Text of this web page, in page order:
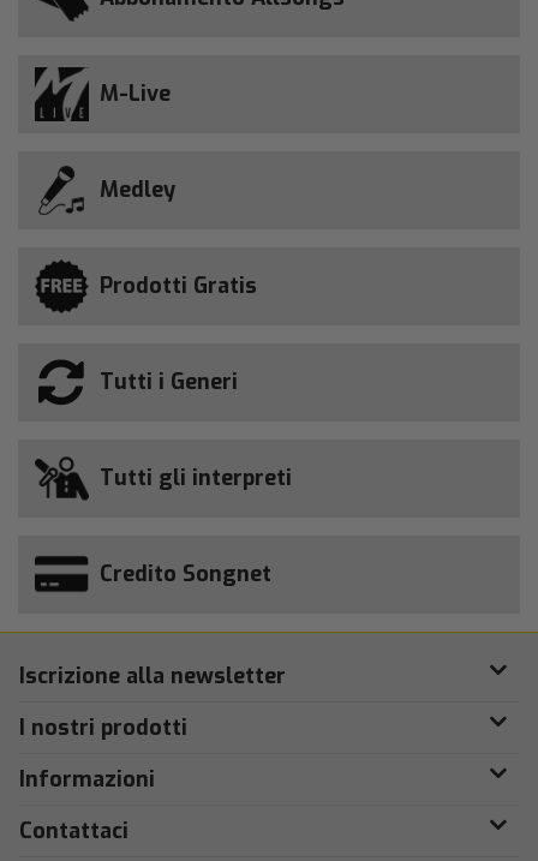
M-Live
Medley
Prodotti Gratis
Tutti i Generi
Tutti gli interpreti
Credito Songnet
Iscrizione alla newsletter
I nostri prodotti
Informazioni
Contattaci